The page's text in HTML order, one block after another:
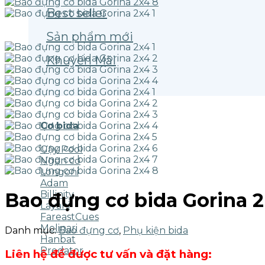
Best seller
Sản phẩm mới
Khuyến Mãi
Cơ bida
Gậy Pool
Ngọn cơ
Longoni
Adam
Billinity
Layani
FareastCues
Molinari
Hanbat
Predator
Bao đựng cơ bida Gorina
Danh mục:Bao đựng cơ, Phụ kiện bida
Liên hệ để được tư vấn và đặt hàng: